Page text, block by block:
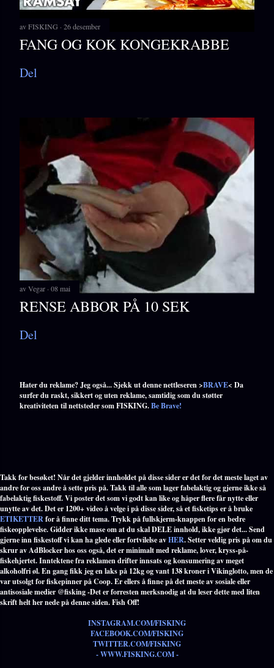
avFISKING 26 desember
FANG OG KOK KONGEKRABBE
Del
avVegar 08 mai
RENSE ABBOR PÅ 10 SEK
Del
Hater du reklame? Jeg også... Sjekk ut denne nettleseren >BRAVE< Da
surfer du raskt, sikkert og uten reklame, samtidig som du støtter
kreativiteten til nettsteder som FISKING.Be Brave!
Takk for besøket! Når det gjelder innholdet på disse sider er det for det meste laget av
andre for oss andre å sette pris på. Takk til alle som lager fabelaktig og gjerne ikke så
fabelaktig fiskestoff. Vi poster det som vi godt kan like og håper flere får nytte eller
unytte av det. Det er 1200+ video å velge i på disse sider, så et fisketips er å bruke
ETIKETTERfor å finne ditt tema. Trykk på fullskjerm-knappen for en bedre
fiskeopplevelse. Gidder ikke mase om at du skal DELE innhold, ikke gjør det... Send
gjerne inn fiskestoff vi kan ha glede eller fortvilelse avHER. Setter veldig pris på om du
skrur av AdBlocker hos oss også, det er minimalt med reklame, lover, kryss-på-
fiskehjertet. Inntektene fra reklamen drifter innsats og konsumering av meget
alkoholfri øl. En gang fikk jeg en laks på 12kg og vant 138 kroner i Vikinglotto, men de
var utsolgt for fiskepinner på Coop. Er ellers å finne på det meste av sosiale eller
antisosiale medier @fisking -Det er forresten merksnodig at du leser dette med liten
skrift helt her nede på denne siden. Fish Off!
INSTAGRAM.COM/FISKING
FACEBOOK.COM/FISKING
TWITTER.COM/FISKING
- WWW.FISKING.COM -